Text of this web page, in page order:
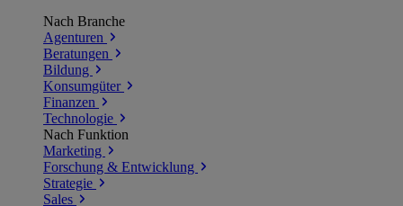
Nach Branche
Agenturen
Beratungen
Bildung
Konsumgüter
Finanzen
Technologie
Nach Funktion
Marketing
Forschung & Entwicklung
Strategie
Sales